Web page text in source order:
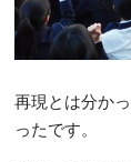
再現とは分か
ったです。